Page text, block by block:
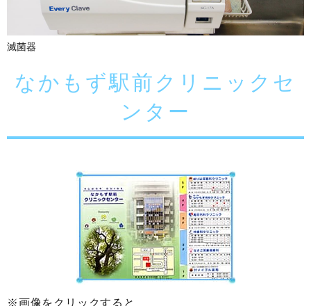
滅菌器
なかもず駅前クリニックセ
ンター
※画像をクリックすると